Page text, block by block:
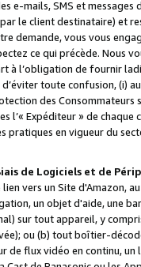
e-mails, SMS et
le client destinataire) et
demande, vous vous
ce qui précède. Nous
à l’obligation de fournir
toute confusion, (i)
des
l’« Expéditeur » de
pratiques en vigueur du
de Logiciels et de
vers un Site d'Amazon,
un objet d'aide, une
sur tout appareil, y
ou (b) tout boîtier-
de flux vidéo en continu,